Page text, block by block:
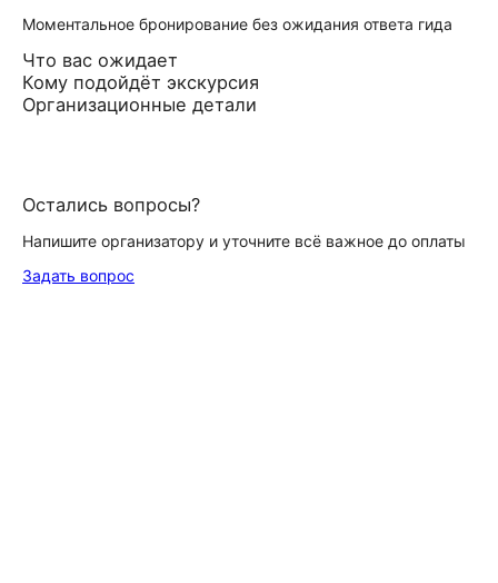
Моментальное бронирование без ожидания ответа гида
Что вас ожидает
Кому подойдёт экскурсия
Организационные детали
Остались вопросы?
Напишите организатору и уточните всё важное до оплаты
Задать вопрос